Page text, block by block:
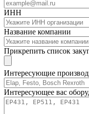
ИНН
Название компании
Прикрепить список
Интересующие
Интересующее вас